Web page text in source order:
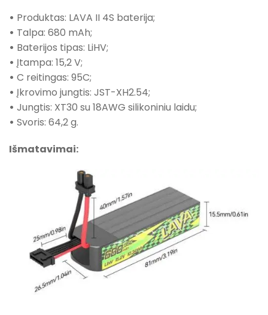
• Produktas: LAVA II 4S baterija;
• Talpa: 680 mAh;
• Baterijos tipas: LiHV;
• Įtampa: 15,2 V;
• C reitingas: 95C;
• Įkrovimo jungtis: JST-XH2.54;
• Jungtis: XT30 su 18AWG silikoniniu laidu;
• Svoris: 64,2 g.
Išmatavimai: